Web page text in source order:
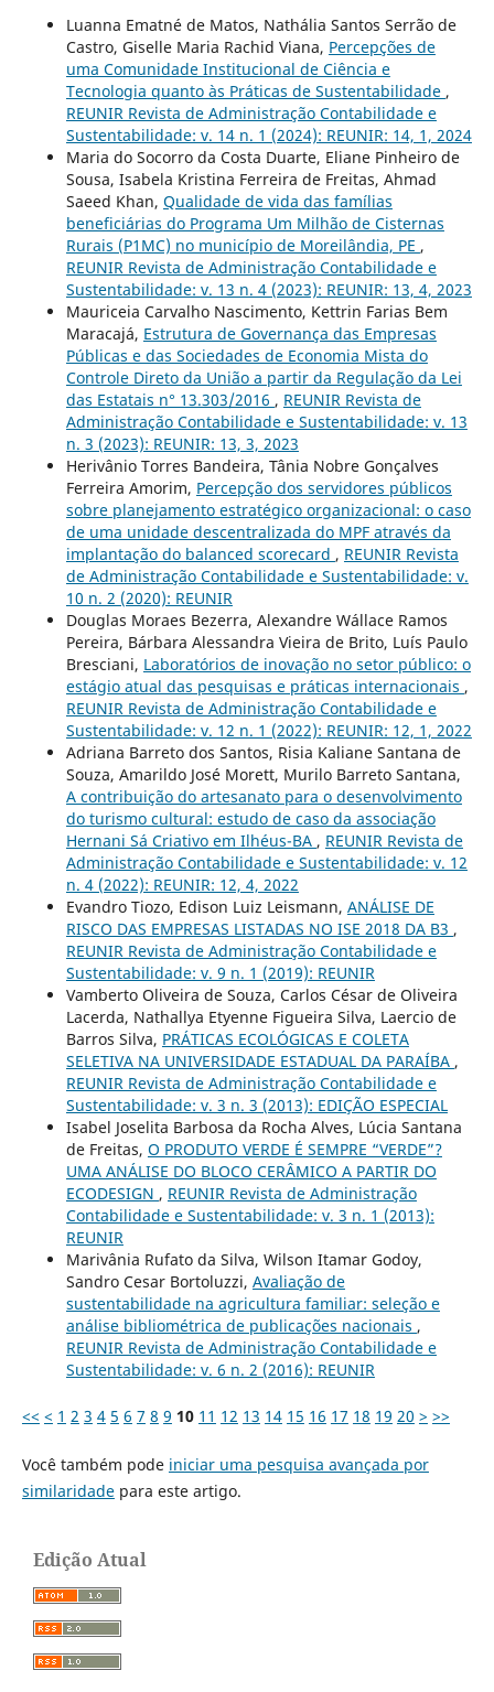
Luanna Ematné de Matos, Nathália Santos Serrão de
Castro, Giselle Maria Rachid Viana, Percepções de
uma Comunidade Institucional de Ciência e
Tecnologia quanto às Práticas de Sustentabilidade ,
REUNIR Revista de Administração Contabilidade e
Sustentabilidade: v. 14 n. 1 (2024): REUNIR: 14, 1, 2024
Maria do Socorro da Costa Duarte, Eliane Pinheiro de
Sousa, Isabela Kristina Ferreira de Freitas, Ahmad
Saeed Khan, Qualidade de vida das famílias
beneficiárias do Programa Um Milhão de Cisternas
Rurais (P1MC) no município de Moreilândia, PE ,
REUNIR Revista de Administração Contabilidade e
Sustentabilidade: v. 13 n. 4 (2023): REUNIR: 13, 4, 2023
Mauriceia Carvalho Nascimento, Kettrin Farias Bem
Maracajá, Estrutura de Governança das Empresas
Públicas e das Sociedades de Economia Mista do
Controle Direto da União a partir da Regulação da Lei
das Estatais n° 13.303/2016 , REUNIR Revista de
Administração Contabilidade e Sustentabilidade: v. 13
n. 3 (2023): REUNIR: 13, 3, 2023
Herivânio Torres Bandeira, Tânia Nobre Gonçalves
Ferreira Amorim, Percepção dos servidores públicos
sobre planejamento estratégico organizacional: o caso
de uma unidade descentralizada do MPF através da
implantação do balanced scorecard , REUNIR Revista
de Administração Contabilidade e Sustentabilidade: v.
10 n. 2 (2020): REUNIR
Douglas Moraes Bezerra, Alexandre Wállace Ramos
Pereira, Bárbara Alessandra Vieira de Brito, Luís Paulo
Bresciani, Laboratórios de inovação no setor público: o
estágio atual das pesquisas e práticas internacionais ,
REUNIR Revista de Administração Contabilidade e
Sustentabilidade: v. 12 n. 1 (2022): REUNIR: 12, 1, 2022
Adriana Barreto dos Santos, Risia Kaliane Santana de
Souza, Amarildo José Morett, Murilo Barreto Santana,
A contribuição do artesanato para o desenvolvimento
do turismo cultural: estudo de caso da associação
Hernani Sá Criativo em Ilhéus-BA , REUNIR Revista de
Administração Contabilidade e Sustentabilidade: v. 12
n. 4 (2022): REUNIR: 12, 4, 2022
Evandro Tiozo, Edison Luiz Leismann, ANÁLISE DE
RISCO DAS EMPRESAS LISTADAS NO ISE 2018 DA B3 ,
REUNIR Revista de Administração Contabilidade e
Sustentabilidade: v. 9 n. 1 (2019): REUNIR
Vamberto Oliveira de Souza, Carlos César de Oliveira
Lacerda, Nathallya Etyenne Figueira Silva, Laercio de
Barros Silva, PRÁTICAS ECOLÓGICAS E COLETA
SELETIVA NA UNIVERSIDADE ESTADUAL DA PARAÍBA ,
REUNIR Revista de Administração Contabilidade e
Sustentabilidade: v. 3 n. 3 (2013): EDIÇÃO ESPECIAL
Isabel Joselita Barbosa da Rocha Alves, Lúcia Santana
de Freitas, O PRODUTO VERDE É SEMPRE “VERDE”?
UMA ANÁLISE DO BLOCO CERÂMICO A PARTIR DO
ECODESIGN , REUNIR Revista de Administração
Contabilidade e Sustentabilidade: v. 3 n. 1 (2013):
REUNIR
Marivânia Rufato da Silva, Wilson Itamar Godoy,
Sandro Cesar Bortoluzzi, Avaliação de
sustentabilidade na agricultura familiar: seleção e
análise bibliométrica de publicações nacionais ,
REUNIR Revista de Administração Contabilidade e
Sustentabilidade: v. 6 n. 2 (2016): REUNIR
<< < 1 2 3 4 5 6 7 8 9 10 11 12 13 14 15 16 17 18 19 20 > >>
Você também pode iniciar uma pesquisa avançada por
similaridadepara este artigo.
Edição Atual